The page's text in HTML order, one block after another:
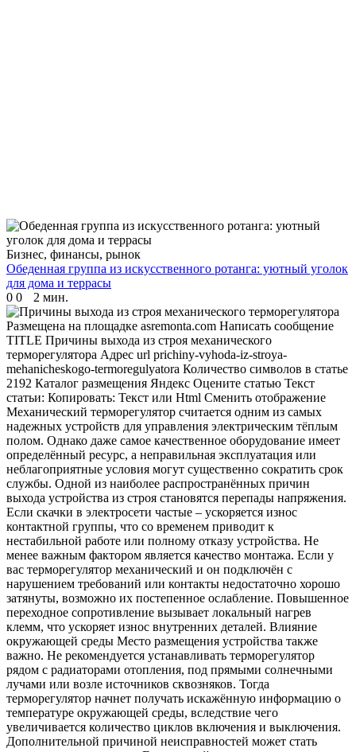
Бизнес, финансы, рынок
Обеденная группа из искусственного ротанга: уютный уголок
для дома и террасы
0 0 2 мин.